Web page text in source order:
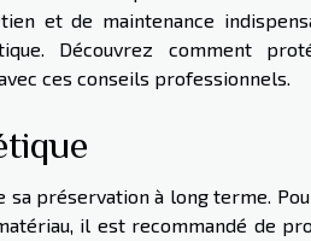
et de maintenance
Découvrez comment
ces conseils professionnels.
sa préservation à long terme.
il est recommandé de